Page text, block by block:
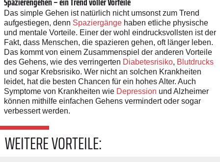
Das simple Gehen ist natürlich nicht umsonst zum Trend
aufgestiegen, denn Spaziergänge haben etliche physische
und mentale Vorteile. Einer der wohl eindrucksvollsten ist der
Fakt, dass Menschen, die spazieren gehen, oft länger leben.
Das kommt von einem Zusammenspiel der anderen Vorteile
des Gehens, wie des verringerten Diabetesrisiko, Blutdrucks
und sogar Krebsrisiko. Wer nicht an solchen Krankheiten
leidet, hat die besten Chancen für ein hohes Alter. Auch
Symptome von Krankheiten wie Depression und Alzheimer
können mithilfe einfachen Gehens vermindert oder sogar
verbessert werden.
WEITERE VORTEILE: